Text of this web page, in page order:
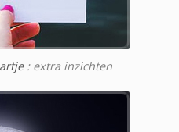
: extra inzichten